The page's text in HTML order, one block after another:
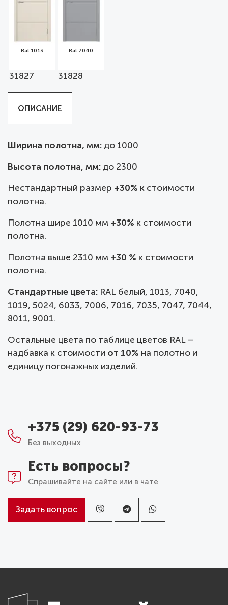
Ral 1013
31827
Ral 7040
31828
ОПИСАНИЕ
Ширина полотна, мм: до 1000
Высота полотна, мм: до 2300
Нестандартный размер +30% к стоимости
полотна.
Полотна шире 1010 мм +30% к стоимости
полотна.
Полотна выше 2310 мм +30 % к стоимости
полотна.
Стандартные цвета: RAL белый, 1013, 7040,
1019, 5024, 6033, 7006, 7016, 7035, 7047, 7044,
8011, 9001.
Остальные цвета по таблице цветов RAL –
надбавка к стоимости от 10% на полотно и
единицу погонажных изделий.
+375 (29) 620-93-73
Без выходных
Есть вопросы?
Спрашивайте на сайте или в чате
Задать вопрос